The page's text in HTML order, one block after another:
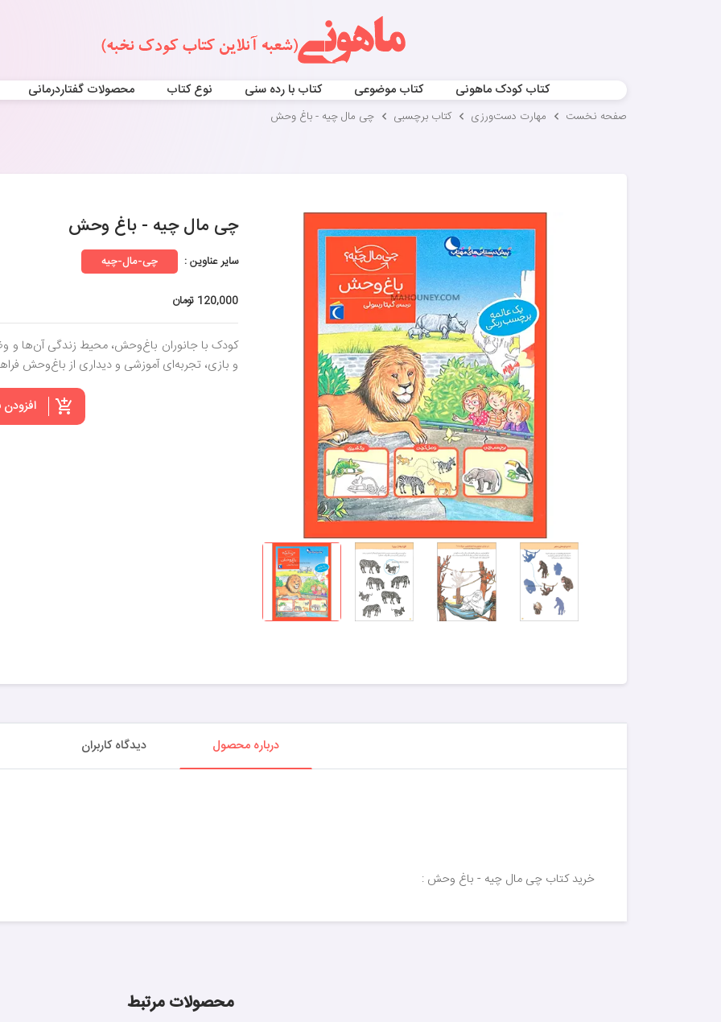
کتاب کودک ماهونی کتاب موضوعی کتاب با رده سنی نوع کتاب محصولات گفتاردرمانی
صفحه نخست مهارت‌ دست‌ورزی کتاب برچسبی چی مال چیه - باغ وحش
چی مال چیه - باغ وحش
سایر عناوین : چی-مال-چیه
120,000 تومان
کودک با جانوران باغ‌وحش، محیط زندگی آن‌ها و
و بازی، تجربه‌ای آموزشی و دیداری از باغ‌وحش
درباره محصول دیدگاه کاربران
خرید کتاب چی مال چیه - باغ وحش :
محصولات مرتبط